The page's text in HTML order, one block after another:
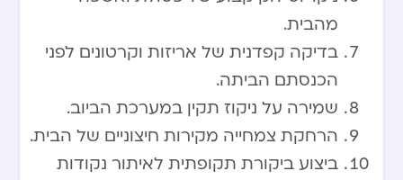
מהבית.
בדיקה קפדנית של אריזות וקרטונים לפני
הכנסתם הביתה.
שמירה על ניקוז תקין במערכת הביוב.
הרחקת צמחייה מקירות חיצוניים של הבית.
ביצוע ביקורת תקופתית לאיתור נקודות